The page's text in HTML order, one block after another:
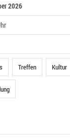
2026
Treffen Kultur